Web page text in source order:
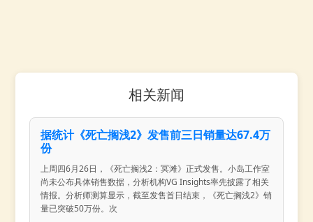
相关新闻
据统计《死亡搁浅2》发售前三日销量达67.4万
份
上周四6月26日，《死亡搁浅2：冥滩》正式发售。小岛工作室
尚未公布具体销售数据，分析机构VG Insights率先披露了相关
情报。分析师测算显示，截至发售首日结束，《死亡搁浅2》销
量已突破50万份。次